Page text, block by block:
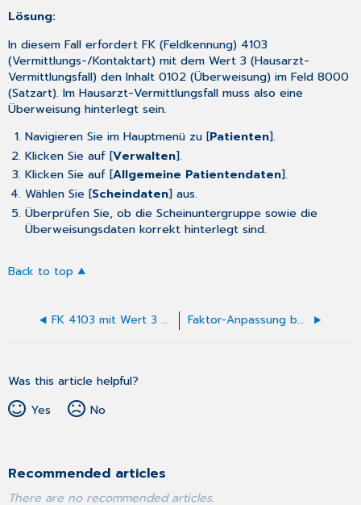
Lösung:
In diesem Fall erfordert FK (Feldkennung) 4103
(Vermittlungs-/Kontaktart) mit dem Wert 3 (Hausarzt-
Vermittlungsfall) den Inhalt 0102 (Überweisung) im Feld 8000
(Satzart). Im Hausarzt-Vermittlungsfall muss also eine
Überweisung hinterlegt sein.
Navigieren Sie im Hauptmenü zu [Patienten].
Klicken Sie auf [Verwalten].
Klicken Sie auf [Allgemeine Patientendaten].
Wählen Sie [Scheindaten] aus.
Überprüfen Sie, ob die Scheinuntergruppe sowie die
Überweisungsdaten korrekt hinterlegt sind.
Back to top
FK 4103 mit Wert 3 erfordert FK 4115 Faktor-Anpassung bei Privatabrechnung
Was this article helpful?
Yes
No
Recommended articles
There are no recommended articles.